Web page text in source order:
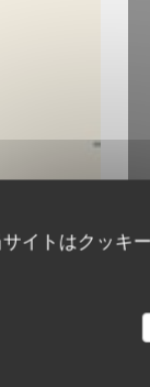
イトはクッキ